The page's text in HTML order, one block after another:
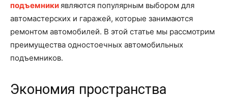
подъемникиявляются популярным выбором для
автомастерских и гаражей, которые занимаются
ремонтом автомобилей. В этой статье мы рассмотрим
преимущества одностоечных автомобильных
подъемников.
Экономия пространства